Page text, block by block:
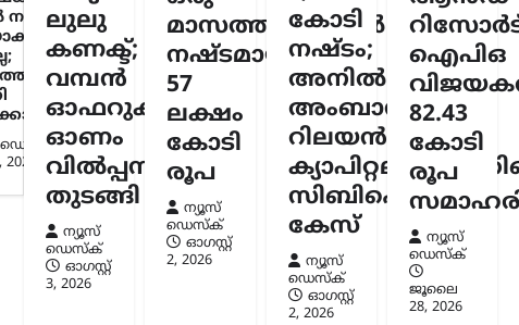
നഗരത്തെ
ഡെസ്ക്
ലുലു
കണക്ട്;
വമ്പൻ
ഓഫറുകളുമായി
ഓണം
വിൽപ്പന
തുടങ്ങി
ന്യൂസ്
ഡെസ്ക്
ഓഗസ്റ്റ്‌
3, 2026
മാസത്തിനുള്ളിൽ
നഷ്ടമായത്
57
ലക്ഷം
കോടി
രൂപ
ന്യൂസ്
ഡെസ്ക്
ഓഗസ്റ്റ്‌
2, 2026
കോടി
നഷ്ടം;
അനിൽ
അംബാനിക്കും
റിലയൻസ്
സിബിഐ
കേസ്
ന്യൂസ്
ഡെസ്ക്
ഓഗസ്റ്റ്‌
2, 2026
ഐപിഒ
82.43
കോടി
രൂപ
ന്യൂസ്
ഡെസ്ക്
ജൂലൈ
28, 2026